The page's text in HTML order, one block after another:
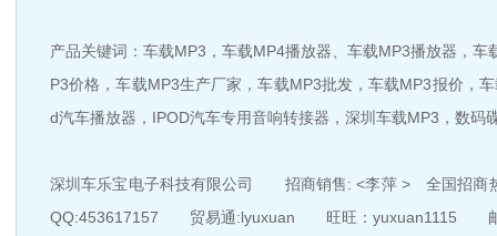
产品关键词：车载MP3，车载MP4播放器、车载MP3播放器，车
P3价格，车载MP3生产厂家，车载MP3批发，车载MP3报价，
d汽车播放器，IPOD汽车专用音响转接器，深圳车载MP3，数码
深圳车乐宝电子科技有限公司 招商销售: <李萍 > 全国招
QQ:453617157 贸易通:lyuxuan 旺旺：yuxuan1115 邮